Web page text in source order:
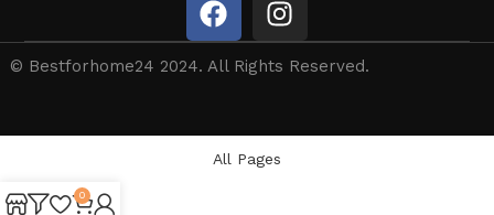
© Bestforhome24 2024. All Rights Reserved.
All Pages
0